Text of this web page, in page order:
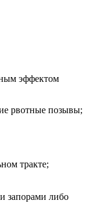
эффектом
рвотные позывы;
тракте;
запорами либо